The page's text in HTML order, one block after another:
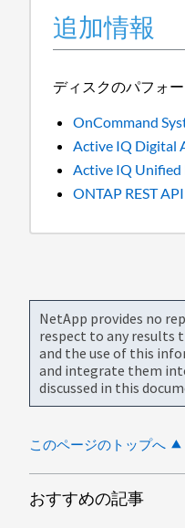
追加情報
ディスクのパフォ
OnCommand
Active IQ Digital
Active IQ Unified
ONTAP REST API
NetApp provides no
respect to any results
and the use of this
and integrate them
discussed in this
このページのトップへ
おすすめの記事